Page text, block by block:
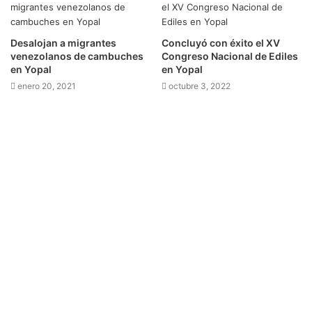
Desalojan a migrantes
venezolanos de cambuches
en Yopal
enero 20, 2021
Concluyó con éxito el XV
Congreso Nacional de Ediles
en Yopal
octubre 3, 2022